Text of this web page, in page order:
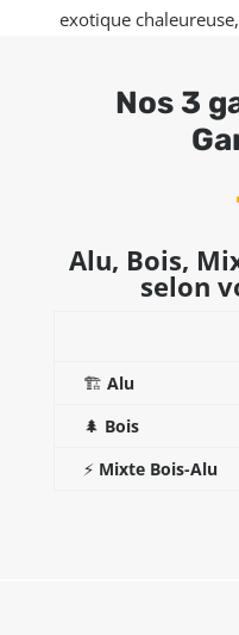
exotique
Nos 3
Alu, Bois,
selon
🏗️ Alu
🌲 Bois
⚡ Mixte Bois-Alu